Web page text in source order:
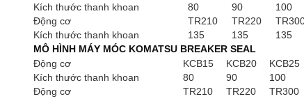
Kích thước thanh khoan
80 90 100
Động cơ
TR210 TR220
Kích thước thanh khoan
135 135 135
MÔ HÌNH MÁY MÓC KOMATSU BREAKER SEAL
Động cơ
KCB15 KCB20 KCB25
Kích thước thanh khoan
80 90 100
Động cơ
TR210 TR220 TR300